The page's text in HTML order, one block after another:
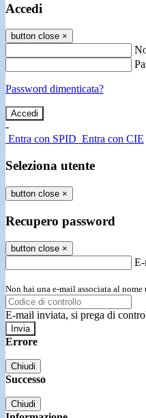
Accedi
button close ×
Password dimenticata?
-
Entra con SPID Entra con CIE
Seleziona utente
button close ×
Recupero password
button close ×
Non hai una e-mail associata al
E-mail inviata, si prega di
Errore
Chiudi
Successo
Chiudi